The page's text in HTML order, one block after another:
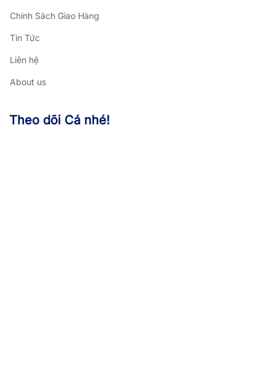
Chính Sách Giao Hàng
Tin Tức
Liên hệ
About us
Theo dõi Cá nhé!